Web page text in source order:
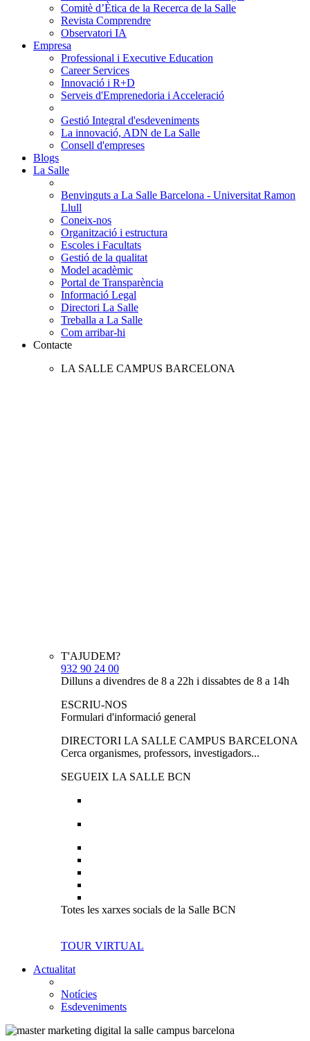
Comitè d’Ètica de la Recerca de la Salle
Revista Comprendre
Observatori IA
Empresa
Professional i Executive Education
Career Services
Innovació i R+D
Serveis d'Emprenedoria i Acceleració
Gestió Integral d'esdeveniments
La innovació, ADN de La Salle
Consell d'empreses
Blogs
La Salle
Benvinguts a La Salle Barcelona - Universitat Ramon
Llull
Coneix-nos
Organització i estructura
Escoles i Facultats
Gestió de la qualitat
Model acadèmic
Portal de Transparència
Informació Legal
Directori La Salle
Treballa a La Salle
Com arribar-hi
Contacte
LA SALLE CAMPUS BARCELONA
T'AJUDEM?
932 90 24 00
Dilluns a divendres de 8 a 22h i dissabtes de 8 a 14h
ESCRIU-NOS
Formulari d'informació general
DIRECTORI LA SALLE CAMPUS BARCELONA
Cerca organismes, professors, investigadors...
SEGUEIX LA SALLE BCN
Totes les xarxes socials de la Salle BCN
TOUR VIRTUAL
Actualitat
Notícies
Esdeveniments